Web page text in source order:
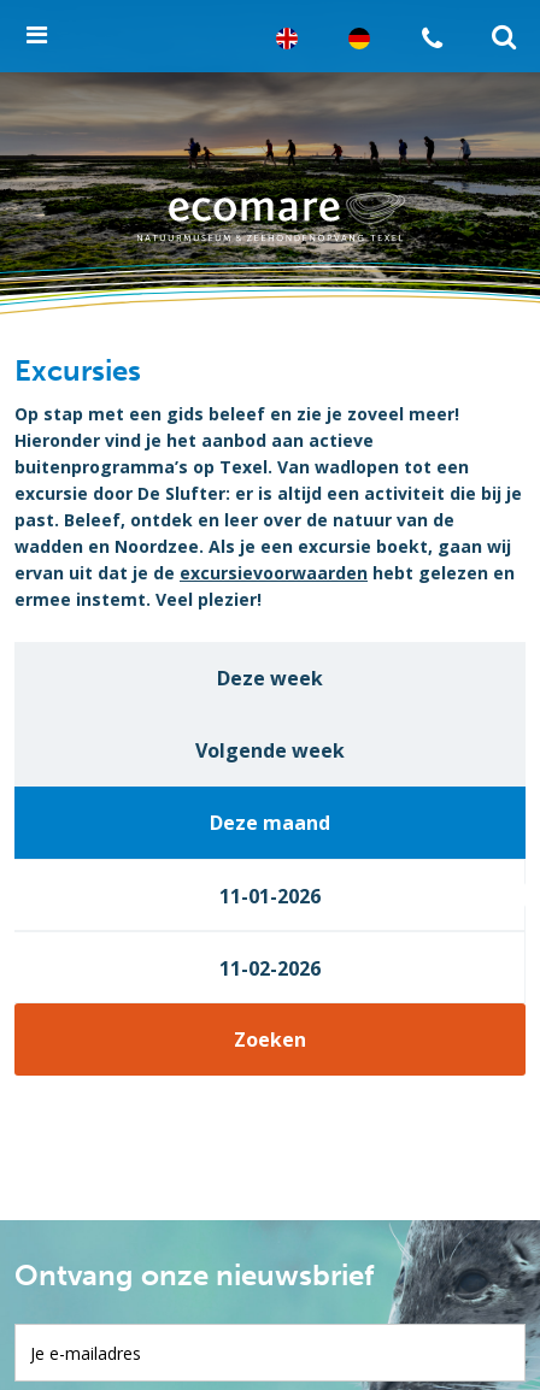
Excursies
Op stap met een gids beleef en zie je zoveel meer!
Hieronder vind je het aanbod aan actieve
buitenprogramma’s op Texel. Van wadlopen tot een
excursie door De Slufter: er is altijd een activiteit die bij je
past. Beleef, ontdek en leer over de natuur van de
wadden en Noordzee. Als je een excursie boekt, gaan wij
ervan uit dat je de excursievoorwaarden hebt gelezen en
ermee instemt. Veel plezier!
Deze week
Volgende week
Deze maand
11-01-2026
11-02-2026
Ontvang onze nieuwsbrief